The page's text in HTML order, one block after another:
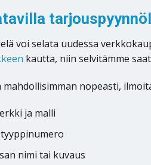
voi selata uudessa
kautta, niin selvitämme
nopeasti,
ja malli
nimi tai kuvaus